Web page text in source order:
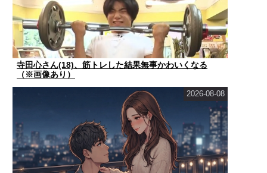
寺田心さん(18)、筋トレした結果無事かわいくなる
（※画像あり）
2026-08-08